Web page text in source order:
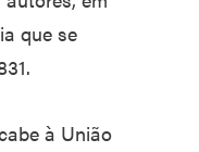
que se
à União